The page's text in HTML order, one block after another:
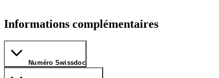
Informations complémentaires
Numéro Swissdoc